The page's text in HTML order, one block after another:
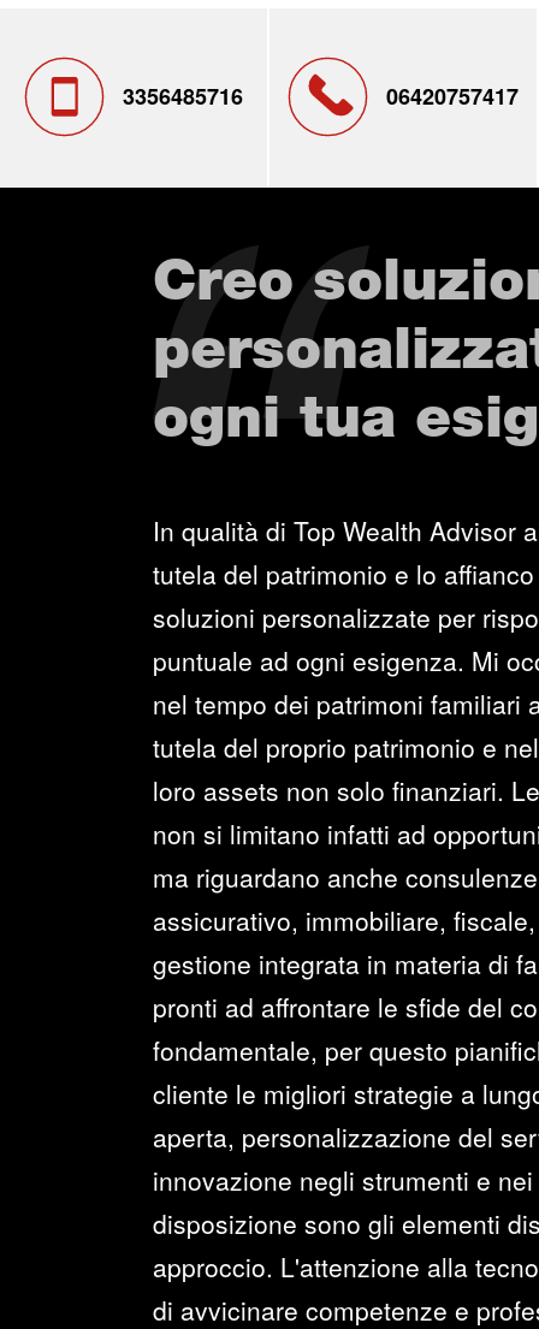
3356485716 06420757417
Creo
ogni tua
In qualità di Top Wealth Advisor
tutela del patrimonio e lo
soluzioni personalizzate per
puntuale ad ogni esigenza. Mi
nel tempo dei patrimoni familiari
tutela del proprio patrimonio e
loro assets non solo finanziari.
non si limitano infatti ad
ma riguardano anche
assicurativo, immobiliare,
gestione integrata in materia di
pronti ad affrontare le sfide del
fondamentale, per questo
cliente le migliori strategie a
aperta, personalizzazione del
innovazione negli strumenti e
disposizione sono gli elementi
approccio. L'attenzione alla
di avvicinare competenze e